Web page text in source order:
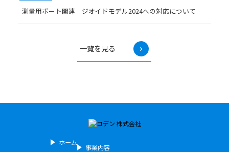
測量用ボート関連 ジオイドモデル2024への対応について
一覧を見る
ホーム
事業内容